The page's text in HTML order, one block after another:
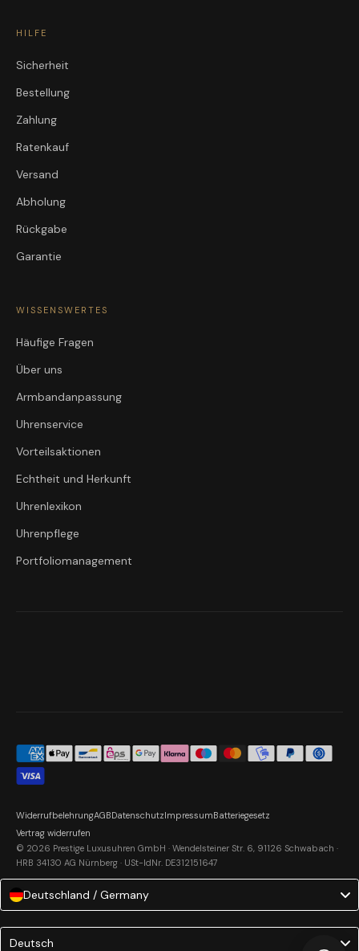
HILFE
Sicherheit
Bestellung
Zahlung
Ratenkauf
Versand
Abholung
Rückgabe
Garantie
WISSENSWERTES
Häufige Fragen
Über uns
Armbandanpassung
Uhrenservice
Vorteilsaktionen
Echtheit und Herkunft
Uhrenlexikon
Uhrenpflege
Portfoliomanagement
© 2026 Prestige Luxusuhren GmbH · Wendelsteiner Str. 6, 91126 Schwabach ·
HRB 34130 AG Nürnberg · USt-IdNr. DE312151647
WiderrufbelehrungAGBDatenschutzImpressumBatteriegesetz
Vertrag widerrufen
Deutschland / Germany
Language
Deutsch